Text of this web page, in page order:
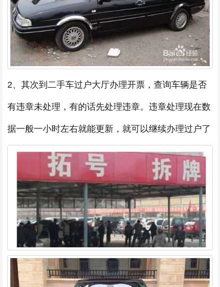
2、其次到二手车过户大厅办理开票，查询车辆是否
有违章未处理，有的话先处理违章。违章处理现在数
据一般一小时左右就能更新，就可以继续办理过户了